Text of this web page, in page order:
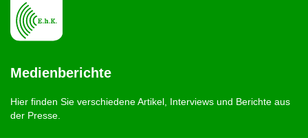
Medienberichte
Hier finden Sie verschiedene Artikel, Interviews und Berichte aus
der Presse.